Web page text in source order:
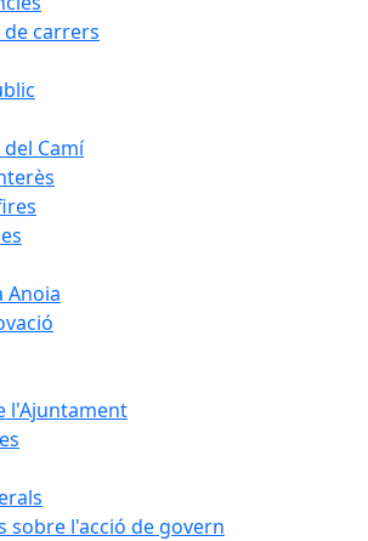
de carrers
Camí
Anoia
l'Ajuntament
sobre l'acció de govern